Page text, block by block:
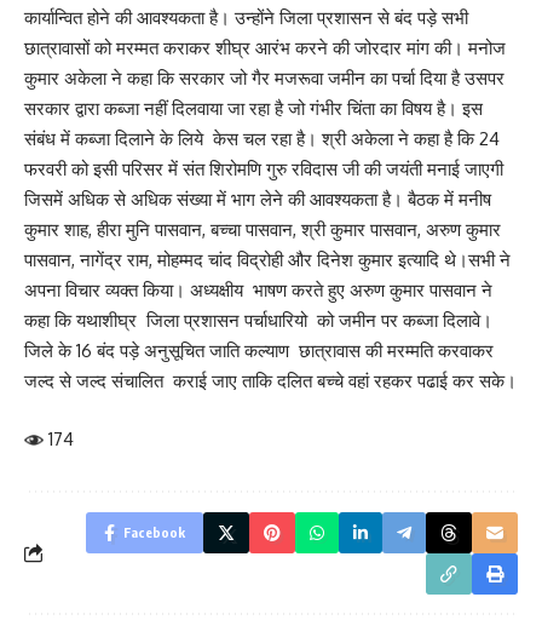
कार्यान्वित होने की आवश्यकता है। उन्होंने जिला प्रशासन से बंद पड़े सभी
छात्रावासों को मरम्मत कराकर शीघ्र आरंभ करने की जोरदार मांग की। मनोज
कुमार अकेला ने कहा कि सरकार जो गैर मजरूवा जमीन का पर्चा दिया है उसपर
सरकार द्वारा कब्जा नहीं दिलवाया जा रहा है जो गंभीर चिंता का विषय है। इस
संबंध में कब्जा दिलाने के लिये केस चल रहा है। श्री अकेला ने कहा है कि 24
फरवरी को इसी परिसर में संत शिरोमणि गुरु रविदास जी की जयंती मनाई जाएगी
जिसमें अधिक से अधिक संख्या में भाग लेने की आवश्यकता है। बैठक में मनीष
कुमार शाह, हीरा मुनि पासवान, बच्चा पासवान, श्री कुमार पासवान, अरुण कुमार
पासवान, नागेंद्र राम, मोहम्मद चांद विद्रोही और दिनेश कुमार इत्यादि थे।सभी ने
अपना विचार व्यक्त किया। अध्यक्षीय भाषण करते हुए अरुण कुमार पासवान ने
कहा कि यथाशीघ्र जिला प्रशासन पर्चाधारियो को जमीन पर कब्जा दिलावे।
जिले के 16 बंद पड़े अनुसूचित जाति कल्याण छात्रावास की मरम्मति करवाकर
जल्द से जल्द संचालित कराई जाए ताकि दलित बच्चे वहां रहकर पढाई कर सके।
174
Facebook